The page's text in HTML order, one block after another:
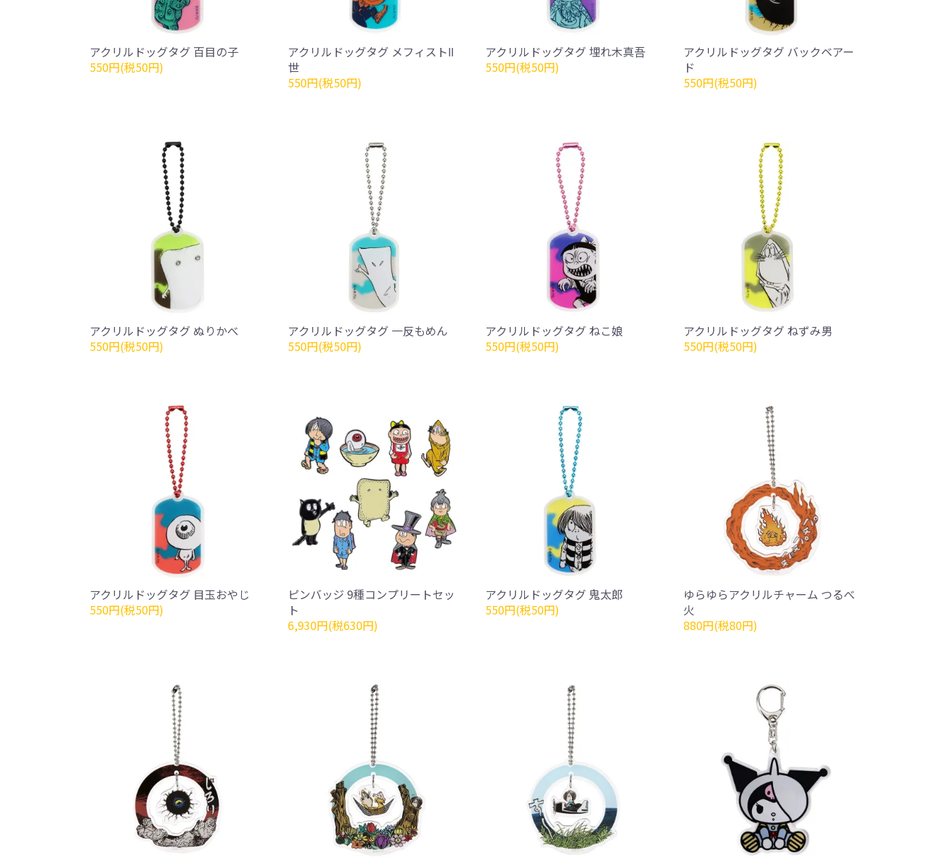
アクリルドッグタグ 百目の子
550円(税50円)
アクリルドッグタグ メフィストⅡ
世
550円(税50円)
アクリルドッグタグ 埋れ木真吾
550円(税50円)
アクリルドッグタグ バックベアー
ド
550円(税50円)
アクリルドッグタグ ぬりかべ
550円(税50円)
アクリルドッグタグ 一反もめん
550円(税50円)
アクリルドッグタグ ねこ娘
550円(税50円)
アクリルドッグタグ ねずみ男
550円(税50円)
アクリルドッグタグ 目玉おやじ
550円(税50円)
ピンバッジ 9種コンプリートセッ
ト
6,930円(税630円)
アクリルドッグタグ 鬼太郎
550円(税50円)
ゆらゆらアクリルチャーム つるべ
火
880円(税80円)